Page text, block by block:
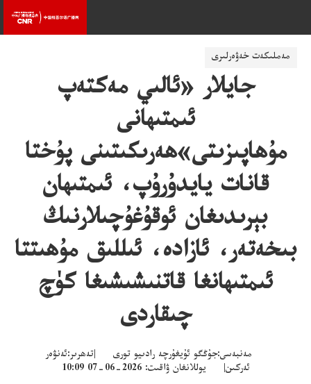
مەملىكەت خەۋەرلىرى
جايلار «ئالىي مەكتەپ
ئىمتىھانى
مۇھاپىزىتى»ھەرىكىتىنى پۇختا
قانات يايدۇرۇپ، ئىمتىھان
بېرىدىغان ئوقۇغۇچىلارنىڭ
بىخەتەر، ئازادە، ئىللىق مۇھىتتا
ئىمتىھانغا قاتنىشىشىغا كۈچ
چىقاردى
مەنبەسى:جۇڭگو ئۇيغۇرچە رادىيو تورى |تەھرىر:ئەنۋەر
ئەركىن| يوللانغان ۋاقىت: 2026-06-07 10:09